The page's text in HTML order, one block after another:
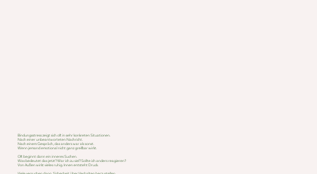
Bindungsstress zeigt sich oft in sehr konkreten Situationen.
Nach einer unbeantworteten Nachricht.
Nach einem Gespräch, das anders war als sonst.
Wenn jemand emotional nicht ganz greifbar wirkt.
Oft beginnt dann ein inneres Suchen.
Was bedeutet das jetzt? War ich zu viel? Sollte ich anders reagieren?
Von Außen wirkt vieles ruhig. Innen entsteht Druck.